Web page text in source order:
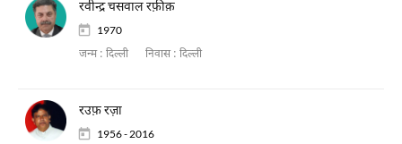
रवीन्द्र चसवाल रफ़ीक़
1970
जन्म : दिल्ली निवास : दिल्ली
रउफ़ रज़ा
1956 - 2016